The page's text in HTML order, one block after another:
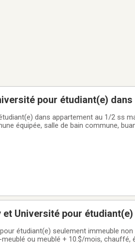
pour étudiant(e) dans
dans appartement au 1/2 ss
équipée, salle de bain commune,
et Université pour
permis, dans appartement au
étudiant(e) seulement immeuble
ou meublé + 10.$/mois, chauffé,